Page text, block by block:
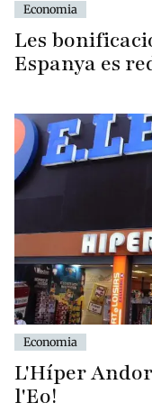
Economia
Les
Espanya es
Economia
L'Híper
l'Eo!